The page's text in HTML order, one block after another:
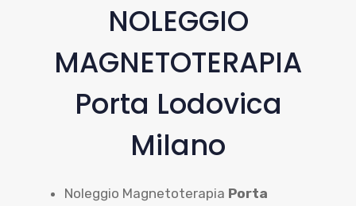
NOLEGGIO
MAGNETOTERAPIA
Porta Lodovica
Milano
Noleggio Magnetoterapia Porta